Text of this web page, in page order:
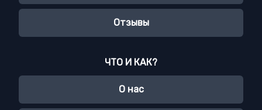
Отзывы
ЧТО И КАК?
О нас